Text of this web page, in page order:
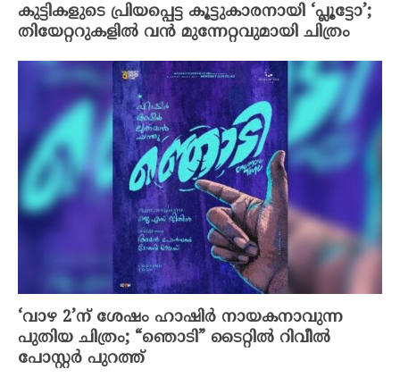
കുട്ടികളുടെ പ്രിയപ്പെട്ട കൂട്ടുകാരനായി ‘പ്ലൂട്ടോ’;
തിയേറ്ററുകളിൽ വൻ മുന്നേറ്റവുമായി ചിത്രം
‘വാഴ 2’ന് ശേഷം ഹാഷിർ നായകനാവുന്ന
പുതിയ ചിത്രം; “ഞൊടി” ടൈറ്റിൽ റിവീൽ
പോസ്റ്റർ പുറത്ത്